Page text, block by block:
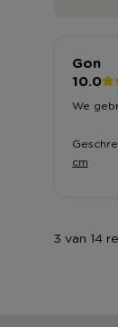
Gon
10.0
We
cm
3 van 14